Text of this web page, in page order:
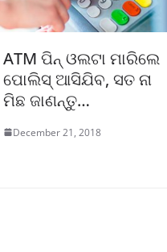
ATM ପିନ୍ ଓଲଟା ମାରିଲେ
ପୋଲିସ୍ ଆସିଯିବ, ସତ ନା
ମିଛ ଜାଣନ୍ତୁ…
December 21, 2018